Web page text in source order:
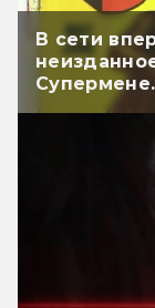
В сети